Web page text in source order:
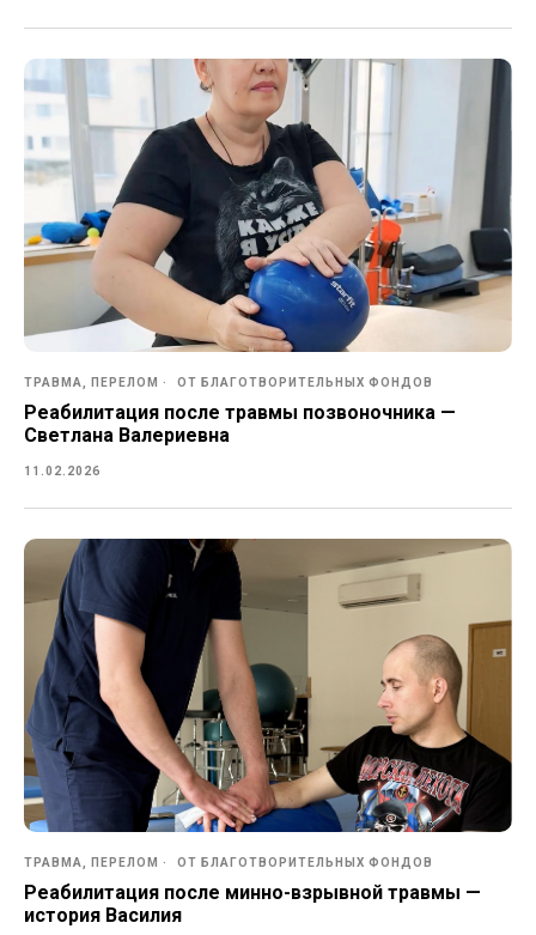
ТРАВМА, ПЕРЕЛОМ ОТ БЛАГОТВОРИТЕЛЬНЫХ ФОНДОВ
Реабилитация после травмы позвоночника —
Светлана Валериевна
11.02.2026
ТРАВМА, ПЕРЕЛОМ ОТ БЛАГОТВОРИТЕЛЬНЫХ ФОНДОВ
Реабилитация после минно-взрывной травмы —
история Василия